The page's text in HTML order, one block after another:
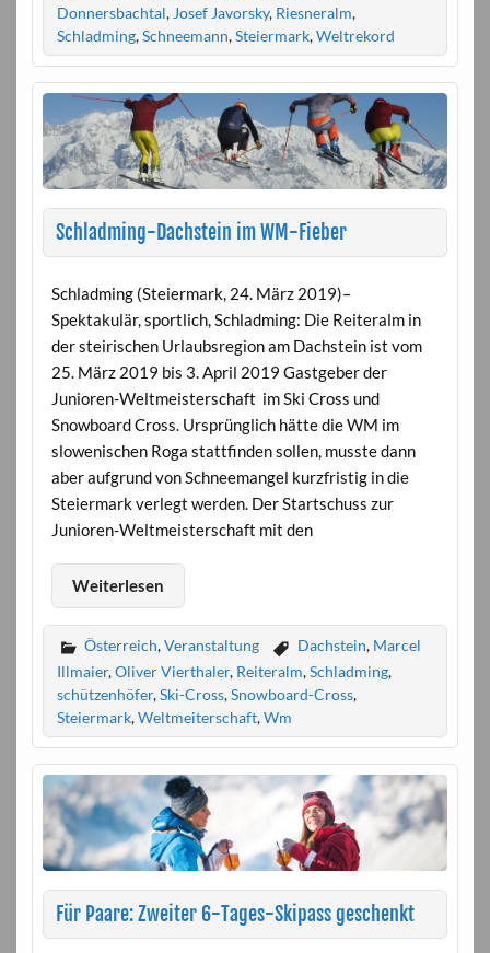
Donnersbachtal, Josef Javorsky, Riesneralm,
Schladming,Schneemann,Steiermark,Weltrekord
Schladming-Dachstein im WM-Fieber
Schladming (Steiermark, 24. März 2019)–
Spektakulär, sportlich, Schladming: Die Reiteralm in
der steirischen Urlaubsregion am Dachstein ist vom
25. März 2019 bis 3. April 2019 Gastgeber der
Junioren-Weltmeisterschaft im Ski Cross und
Snowboard Cross. Ursprünglich hätte die WM im
slowenischen Roga stattfinden sollen, musste dann
aber aufgrund von Schneemangel kurzfristig in die
Steiermark verlegt werden. Der Startschuss zur
Junioren-Weltmeisterschaft mit den
Weiterlesen
Österreich,Veranstaltung Dachstein, Marcel
Illmaier,Oliver Vierthaler, Reiteralm,Schladming,
schützenhöfer,Ski-Cross,Snowboard-Cross,
Steiermark,Weltmeiterschaft,Wm
Für Paare: Zweiter 6-Tages-Skipass geschenkt